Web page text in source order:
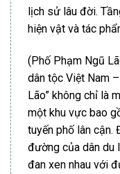
lịch sử lâu đời.
hiện vật và tác
(Phố Phạm Ngũ
dân tộc Việt Nam
Lão” không chỉ là
một khu vực bao
tuyến phố lân cận.
đường của dân du
đan xen nhau với